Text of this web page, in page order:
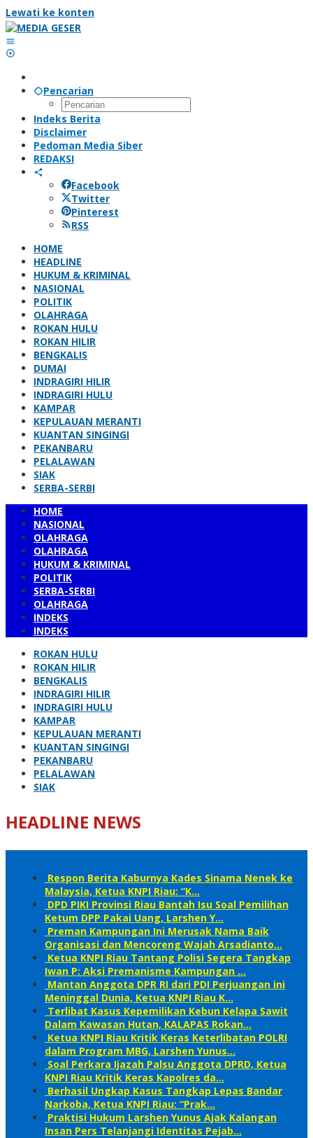
Lewati ke konten
Pencarian
Indeks Berita
Disclaimer
Pedoman Media Siber
REDAKSI
Facebook
Twitter
Pinterest
RSS
HOME
HEADLINE
HUKUM & KRIMINAL
NASIONAL
POLITIK
OLAHRAGA
ROKAN HULU
ROKAN HILIR
BENGKALIS
DUMAI
INDRAGIRI HILIR
INDRAGIRI HULU
KAMPAR
KEPULAUAN MERANTI
KUANTAN SINGINGI
PEKANBARU
PELALAWAN
SIAK
SERBA-SERBI
HOME
NASIONAL
OLAHRAGA
OLAHRAGA
HUKUM & KRIMINAL
POLITIK
SERBA-SERBI
OLAHRAGA
INDEKS
INDEKS
ROKAN HULU
ROKAN HILIR
BENGKALIS
INDRAGIRI HILIR
INDRAGIRI HULU
KAMPAR
KEPULAUAN MERANTI
KUANTAN SINGINGI
PEKANBARU
PELALAWAN
SIAK
HEADLINE NEWS
Respon Berita Kaburnya Kades Sinama Nenek ke
Malaysia, Ketua KNPI Riau: “K…
DPD PIKI Provinsi Riau Bantah Isu Soal Pemilihan
Ketum DPP Pakai Uang, Larshen Y…
Preman Kampungan Ini Merusak Nama Baik
Organisasi dan Mencoreng Wajah Arsadianto…
Ketua KNPI Riau Tantang Polisi Segera Tangkap
Iwan P: Aksi Premanisme Kampungan …
Mantan Anggota DPR RI dari PDI Perjuangan ini
Meninggal Dunia, Ketua KNPI Riau K…
Terlibat Kasus Kepemilikan Kebun Kelapa Sawit
Dalam Kawasan Hutan, KALAPAS Rokan…
Ketua KNPI Riau Kritik Keras Keterlibatan POLRI
dalam Program MBG, Larshen Yunus…
Soal Perkara Ijazah Palsu Anggota DPRD, Ketua
KNPI Riau Kritik Keras Kapolres da…
Berhasil Ungkap Kasus Tangkap Lepas Bandar
Narkoba, Ketua KNPI Riau: “Prak…
Praktisi Hukum Larshen Yunus Ajak Kalangan
Insan Pers Telanjangi Identitas Pejab…